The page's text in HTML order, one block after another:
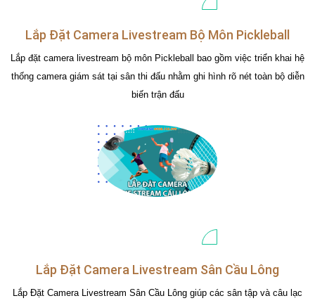
Lắp Đặt Camera Livestream Bộ Môn Pickleball
Lắp đặt camera livestream bộ môn Pickleball bao gồm việc triển khai hệ
thống camera giám sát tại sân thi đấu nhằm ghi hình rõ nét toàn bộ diễn
biến trận đấu
Lắp Đặt Camera Livestream Sân Cầu Lông
Lắp Đặt Camera Livestream Sân Cầu Lông giúp các sân tập và câu lạc